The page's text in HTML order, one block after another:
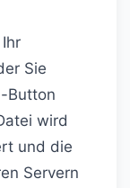
Sie
Button
wird
und die
Servern